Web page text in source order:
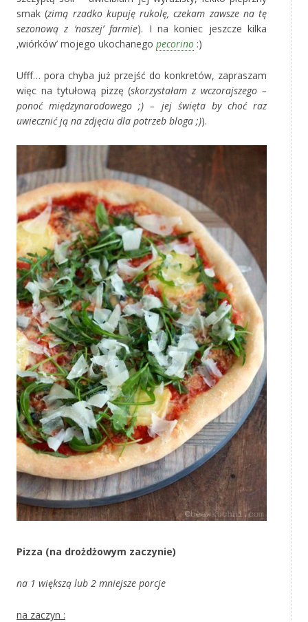
smak (zimą rzadko kupuję rukolę, czekam zawsze na tę
sezonową z ‘naszej’ farmie). I na koniec jeszcze kilka
‚wiórków’ mojego ukochanego pecorino :)
Ufff… pora chyba już przejść do konkretów, zapraszam
więc na tytułową pizzę (skorzystałam z wczorajszego –
ponoć międzynarodowego ;) – jej święta by choć raz
uwiecznić ją na zdjęciu dla potrzeb bloga ;)).
Pizza (na drożdżowym zaczynie)
na 1 większą lub 2 mniejsze porcje
na zaczyn :